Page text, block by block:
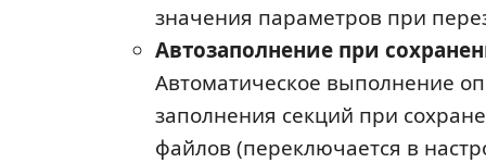
значения параметров при
Автозаполнение при
Автоматическое выполнение
заполнения секций при
файлов (переключается в